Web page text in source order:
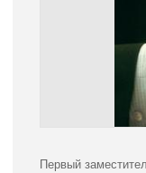
Первый